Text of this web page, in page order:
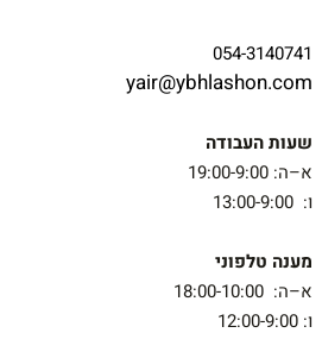
054-3140741
yair@ybhlashon.com
שעות העבודה
א–ה: 19:00-9:00
ו: 13:00-9:00
מענה טלפוני
א–ה: 18:00-10:00
ו: 12:00-9:00